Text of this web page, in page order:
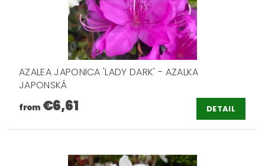
AZALEA JAPONICA 'LADY DARK' - AZALKA
JAPONSKÁ
from €6,61 DETAIL